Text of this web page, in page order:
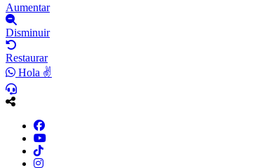
Aumentar
Disminuir
Restaurar
Hola ✌